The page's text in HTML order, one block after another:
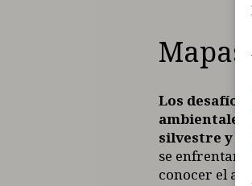
Mapas
Los desafíos
ambientales
silvestre y
se enfrentan
conocer el